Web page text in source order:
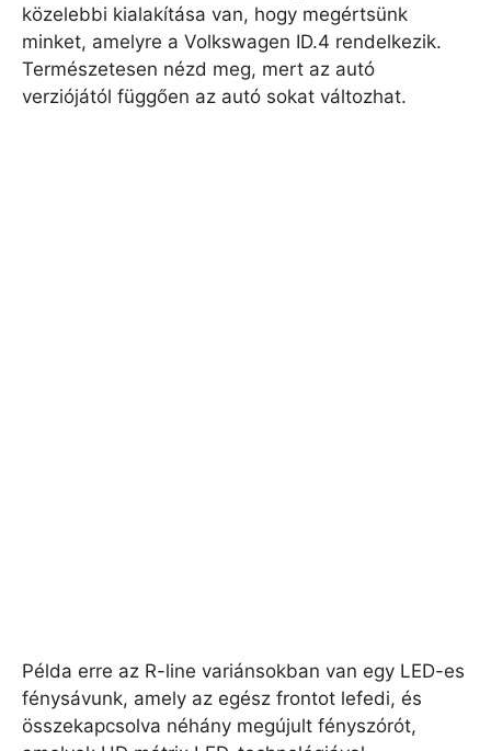
közelebbi kialakítása van, hogy megértsünk
minket, amelyre a Volkswagen ID.4 rendelkezik.
Természetesen nézd meg, mert az autó
verziójától függően az autó sokat változhat.
Példa erre az R-line variánsokban van egy LED-es
fénysávunk, amely az egész frontot lefedi, és
összekapcsolva néhány megújult fényszórót,